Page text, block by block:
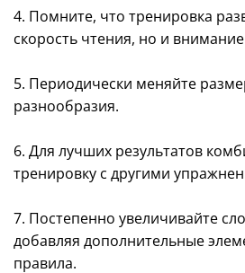
4. Помните, что тренировка
скорость чтения, но и
5. Периодически меняйте
разнообразия.
6. Для лучших результатов
тренировку с другими
7. Постепенно увеличивайте
добавляя дополнительные
правила.